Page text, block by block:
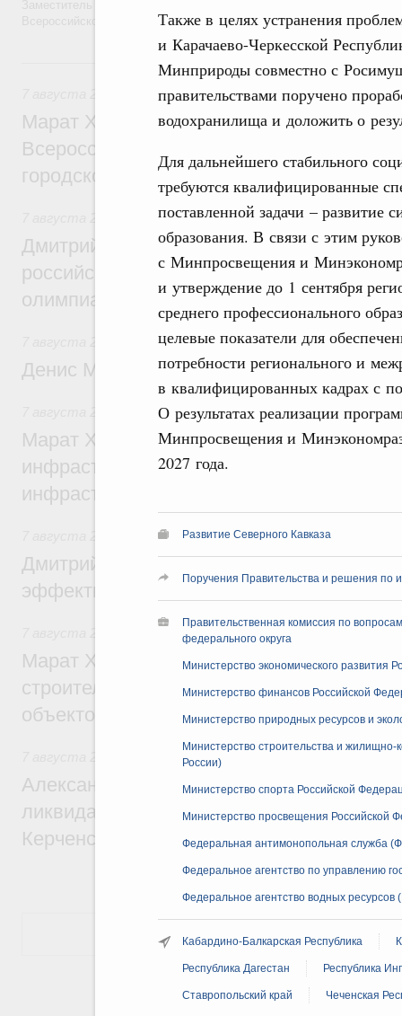
Также в целях устранения
и Карачаево-Черкесской
Минприроды совместно с
правительствами поручено
водохранилища и доложить о
Для дальнейшего стабильного
требуются квалифицированные
поставленной задачи – развитие
образования. В связи с этим
с Минпросвещения и
и утверждение до 1 сентября
среднего профессионального
целевые показатели для
потребности регионального и
в квалифицированных кадрах с
О результатах реализации
Минпросвещения и
2027 года.
Развитие Северного Кавказа
Поручения Правительства и решения по
Правительственная комиссия по
федерального округа
Министерство экономического развития
Министерство финансов Российской
Министерство природных ресурсов и
Министерство строительства и
России)
Министерство спорта Российской
Министерство просвещения Российской
Федеральная антимонопольная служба
Федеральное агентство по управлению
Федеральное агентство водных ресурсов
Кабардино-Балкарская Республика
Республика Дагестан Республика
Ставропольский край Чеченская
Всероссийского общественного движения «Волонтёры-медики» с
7 августа, пятница
Экономика городов. Городская среда
Марат Хуснуллин провёл заседание
Всероссийского конкурса лучших
городской среды
Отрасль информационных технологий
Дмитрий Чернышенко и Сергей Кравцов
российскую сборную с победой на
олимпиаде по искусственному
Общие вопросы промышленной политики
Денис Мантуров посетил Ярославскую
Бюджеты субъектов Федерации.
Марат Хуснуллин: 15 объектов
инфраструктуры построили и обновили
инфраструктурным кредитам
Развитие сельских территорий
Дмитрий Патрушев: Синхронизация
эффективность поддержки сельских
Экономика городов. Городская среда
Марат Хуснуллин: «Единый заказчик»
строительство и реконструкцию более
объектов
Чрезвычайные ситуации и ликвидация их
Александр Козлов провёл заседание
ликвидации последствий чрезвычайной
Керченском проливе
Показать еще